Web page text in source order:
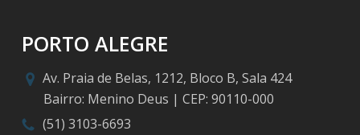
PORTO ALEGRE
Av. Praia de Belas, 1212, Bloco B, Sala 424
Bairro: Menino Deus | CEP: 90110-000
(51) 3103-6693